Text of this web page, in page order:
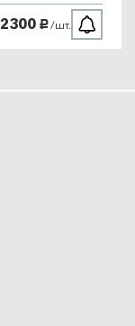
2300 руб./шт.